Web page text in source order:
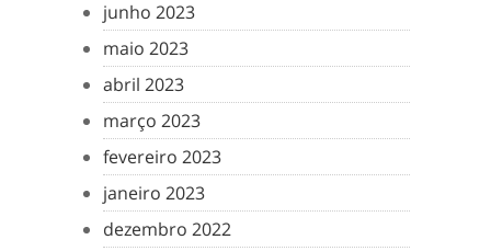
junho 2023
maio 2023
abril 2023
março 2023
fevereiro 2023
janeiro 2023
dezembro 2022